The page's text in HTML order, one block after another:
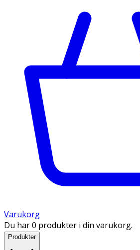
Varukorg
Du har 0 produkter i din varukorg.
Produkter